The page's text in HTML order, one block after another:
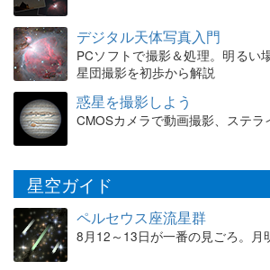
デジタル天体写真入門
PCソフトで撮影＆処理。明るい
星団撮影を初歩から解説
惑星を撮影しよう
CMOSカメラで動画撮影、ステラ
星空ガイド
ペルセウス座流星群
8月12～13日が一番の見ごろ。月